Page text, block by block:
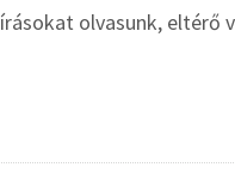
olvasunk, eltérő